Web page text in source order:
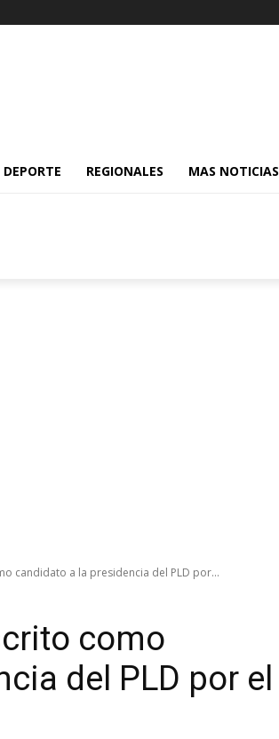
DEPORTE REGIONALES MAS NOTICIAS
candidato a la presidencia del PLD por...
como
del PLD por el